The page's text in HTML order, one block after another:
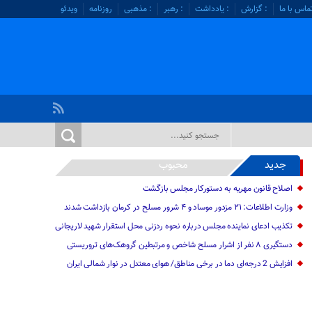
با ما : گزارش : یادداشت : رهبر : مذهبی روزنامه ویدئو
جدید محبوب
اصلاح قانون مهریه به دستورکار مجلس بازگشت
وزارت اطلاعات: ۲۱ مزدور موساد و ۴ شرور مسلح در کرمان بازداشت شدند
تکذیب ادعای نماینده مجلس درباره نحوه ردزنی محل استقرار شهید لاریجانی
دستگیری ۸ نفر از اشرار مسلح شاخص و مرتبطین گروهک‌های تروریستی
افزایش 2 درجه‌ای دما در برخی مناطق/ هوای معتدل در نوار شمالی ایران